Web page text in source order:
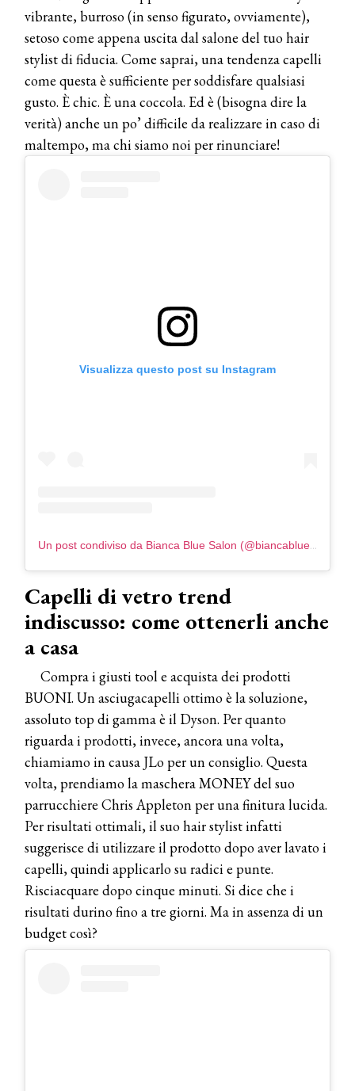
vibrante, burroso (in senso figurato, ovviamente),
setoso come appena uscita dal salone del tuo hair
stylist di fiducia. Come saprai, una tendenza capelli
come questa è sufficiente per soddisfare qualsiasi
gusto. È chic. È una coccola. Ed è (bisogna dire la
verità) anche un po’ difficile da realizzare in caso di
maltempo, ma chi siamo noi per rinunciare!
Visualizza questo post su Instagram
Un post condiviso da Bianca Blue Salon (@biancabluesalon)
Capelli di vetro trend
indiscusso: come ottenerli anche
a casa
Compra i giusti tool e acquista dei prodotti
BUONI. Un asciugacapelli ottimo è la soluzione,
assoluto top di gamma è il Dyson. Per quanto
riguarda i prodotti, invece, ancora una volta,
chiamiamo in causa JLo per un consiglio. Questa
volta, prendiamo la maschera MONEY del suo
parrucchiere Chris Appleton per una finitura lucida.
Per risultati ottimali, il suo hair stylist infatti
suggerisce di utilizzare il prodotto dopo aver lavato i
capelli, quindi applicarlo su radici e punte.
Risciacquare dopo cinque minuti. Si dice che i
risultati durino fino a tre giorni. Ma in assenza di un
budget così?